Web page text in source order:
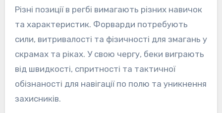
Різні позиції в регбі вимагають різних навичок
та характеристик. Форварди потребують
сили, витривалості та фізичності для змагань у
скрамах та ріках. У свою чергу, беки виграють
від швидкості, спритності та тактичної
обізнаності для навігації по полю та уникнення
захисників.